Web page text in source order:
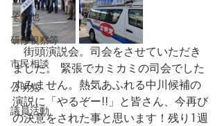
その他
研修視察等
市民相談
公明党
議員活動
街頭演説会。司会をさせていただき
ました。 緊張でカミカミの司会でした
すみません。熱気あふれる中川候補の
演説に「やるぞー!!」と皆さん、今再び
の決意をされた事と思います！残り1週